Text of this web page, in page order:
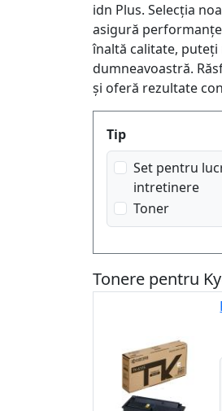
idn Plus. Selecția
asigură
înaltă calitate,
dumneavoastră.
și oferă rezultate
Produktfilter
Tip
Set pentru
intretinere
Toner
Tonere pentru